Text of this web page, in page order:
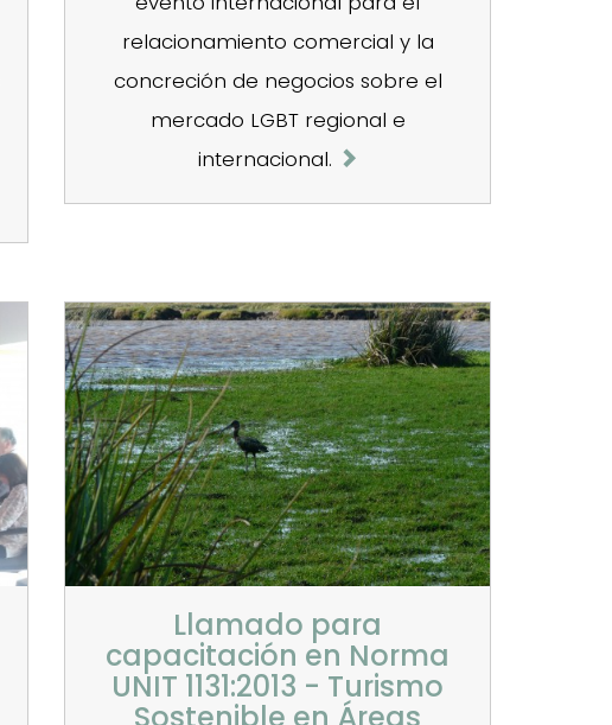
relacionamiento comercial y la
concreción de negocios sobre el
mercado LGBT regional e
internacional.
Llamado para
capacitación en Norma
UNIT 1131:2013 - Turismo
Sostenible en Áreas